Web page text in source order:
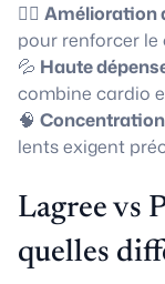
🧘‍♀️ Amélioration
pour renforcer
💦 Haute
combine cardio
🧠
lents exigent
Lagree vs
quelles